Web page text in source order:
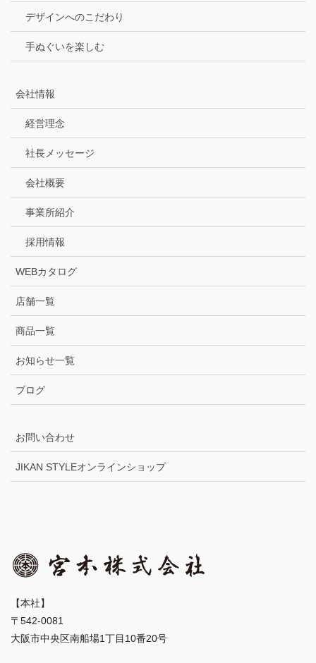
デザインへのこだわり
手ぬぐいを楽しむ
会社情報
経営理念
社長メッセージ
会社概要
事業所紹介
採用情報
WEBカタログ
店舗一覧
商品一覧
お知らせ一覧
ブログ
お問い合わせ
JIKAN STYLEオンラインショップ
【本社】
〒542-0081
大阪市中央区南船場1丁目10番20号